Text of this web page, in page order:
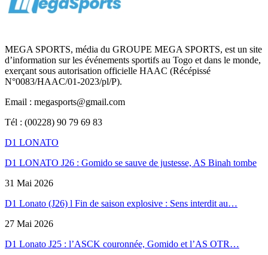
MEGA SPORTS, média du GROUPE MEGA SPORTS, est un site
d’information sur les événements sportifs au Togo et dans le monde,
exerçant sous autorisation officielle HAAC (Récépissé
N°0083/HAAC/01-2023/pl/P).
Email : megasports@gmail.com
Tél : (00228) 90 79 69 83
D1 LONATO
D1 LONATO J26 : Gomido se sauve de justesse, AS Binah tombe
31 Mai 2026
D1 Lonato (J26) l Fin de saison explosive : Sens interdit au…
27 Mai 2026
D1 Lonato J25 : l’ASCK couronnée, Gomido et l’AS OTR…